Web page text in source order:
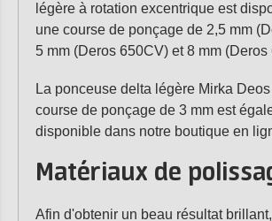
légère à rotation excentrique est
une course de ponçage de 2,5 mm
5 mm (Deros 650CV) et 8 mm (Deros
La ponceuse delta légère Mirka
course de ponçage de 3 mm est
disponible dans notre boutique en
Matériaux de
Afin d'obtenir un beau résultat